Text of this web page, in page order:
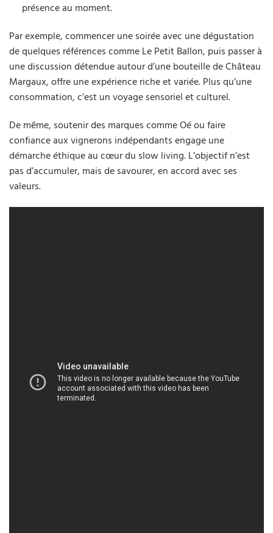
présence au moment.
Par exemple, commencer une soirée avec une dégustation
de quelques références comme Le Petit Ballon, puis passer à
une discussion détendue autour d’une bouteille de Château
Margaux, offre une expérience riche et variée. Plus qu’une
consommation, c’est un voyage sensoriel et culturel.
De même, soutenir des marques comme Oé ou faire
confiance aux vignerons indépendants engage une
démarche éthique au cœur du slow living. L’objectif n’est
pas d’accumuler, mais de savourer, en accord avec ses
valeurs.